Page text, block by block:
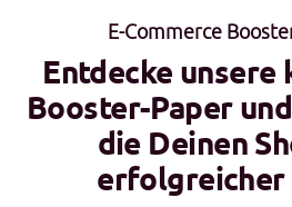
E-Commerce
Entdecke unsere
Booster-Paper
die Deinen
erfolgreicher